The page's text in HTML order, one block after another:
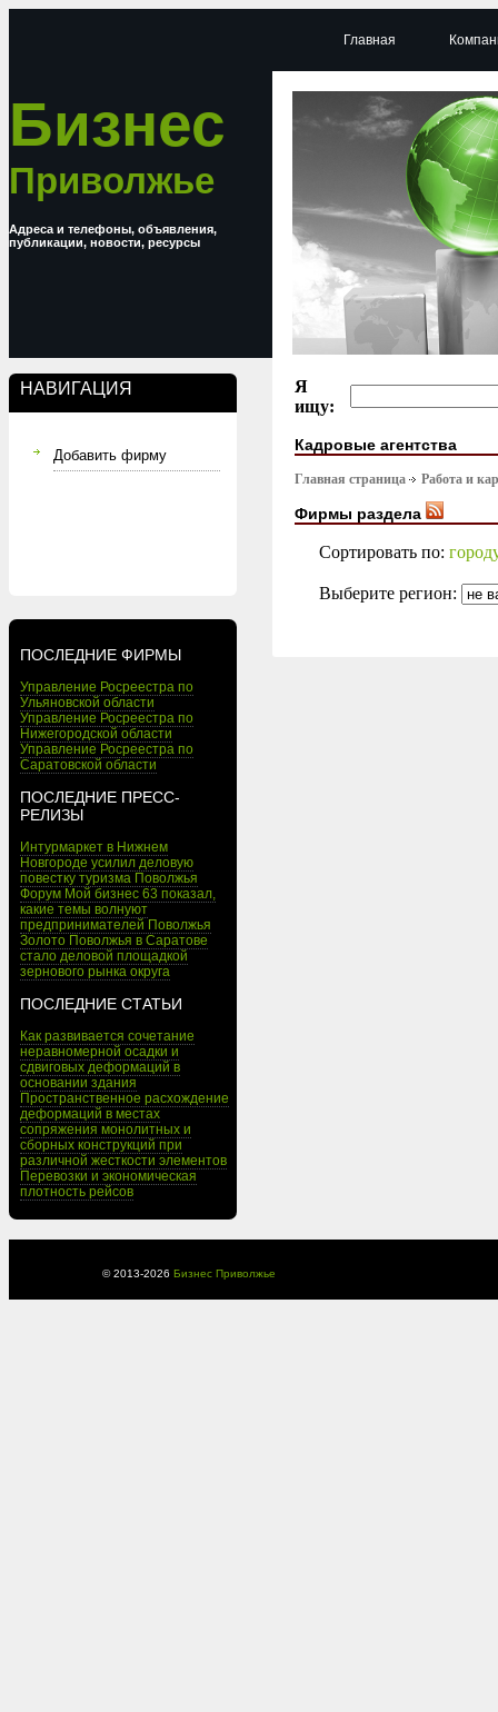
Бизнес
Приволжье
Адреса и телефоны, объявления,
публикации, новости, ресурсы
НАВИГАЦИЯ
Добавить фирму
ПОСЛЕДНИЕ ФИРМЫ
Управление Росреестра по
Ульяновской области
Управление Росреестра по
Нижегородской области
Управление Росреестра по
Саратовской области
ПОСЛЕДНИЕ ПРЕСС-
РЕЛИЗЫ
Интурмаркет в Нижнем
Новгороде усилил деловую
повестку туризма Поволжья
Форум Мой бизнес 63 показал,
какие темы волнуют
предпринимателей Поволжья
Золото Поволжья в Саратове
стало деловой площадкой
зернового рынка округа
ПОСЛЕДНИЕ СТАТЬИ
Как развивается сочетание
неравномерной осадки и
сдвиговых деформаций в
основании здания
Пространственное расхождение
деформаций в местах
сопряжения монолитных и
сборных конструкций при
различной жесткости элементов
Перевозки и экономическая
плотность рейсов
Главная
Я
ищу:
Кадровые агентства
Главная страница Работа и
Фирмы раздела
Сортировать по:
Выберите регион:
© 2013-2026 Бизнес Приволжье